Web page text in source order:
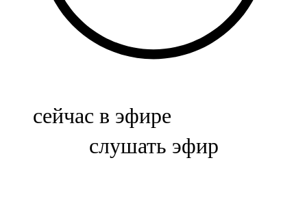
107,5 FM
Биләр
Болгар
сейчас в эфире
слушать эфир